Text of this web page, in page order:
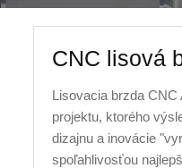
CNC lisová
Lisovacia brzda
projektu, ktorého
dizajnu a inovácie
spoľahlivosťou